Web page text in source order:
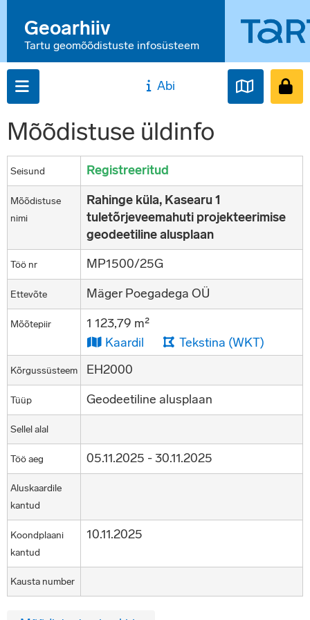
Geoarhiiv
Tartu geomõõdistuste infosüsteem
Abi
Mõõdistuse üldinfo
Seisund Registreeritud
Mõõdistuse
nimi
Rahinge küla, Kasearu 1
tuletõrjeveemahuti projekteerimise
geodeetiline alusplaan
Töö nr MP1500/25G
Ettevõte Mäger Poegadega OÜ
Mõõtepiir
1 123,79 m²
Kaardil
Tekstina (WKT)
Kõrgussüsteem EH2000
Tüüp Geodeetiline alusplaan
Sellel alal
Töö aeg 05.11.2025 - 30.11.2025
Aluskaardile
kantud
Koondplaani
kantud
10.11.2025
Kausta number